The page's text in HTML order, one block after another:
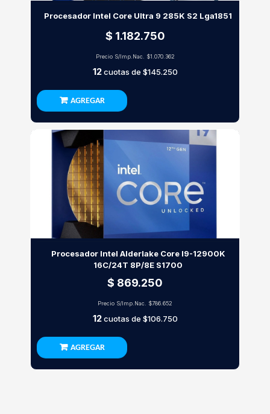
Procesador Intel Core Ultra 9 285K S2 Lga1851
$ 1.182.750
Precio S/Imp.Nac. $1.070.362
12cuotas de $145.250
AGREGAR
Procesador Intel Alderlake Core I9-12900K
16C/24T 8P/8E S1700
$ 869.250
Precio S/Imp.Nac. $786.652
12cuotas de $106.750
AGREGAR